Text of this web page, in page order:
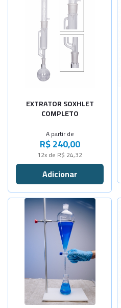
EXTRATOR SOXHLET
COMPLETO
A partir de
R$ 240,00
12x de R$ 24,32
-
Cap. 250ml -
Cap. 500ml
Cap.1000ml -